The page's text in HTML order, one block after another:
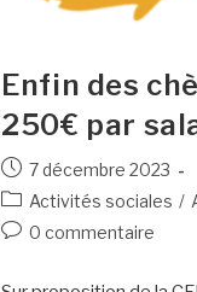
Enfin des
250€ par
7 décembre 2023
Activités sociales /
0 commentaire